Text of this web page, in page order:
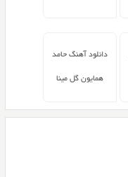
دانلود آهنگ حامد
همایون گل مینا